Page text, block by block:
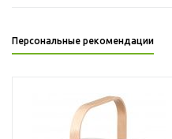
Персональные рекомендации